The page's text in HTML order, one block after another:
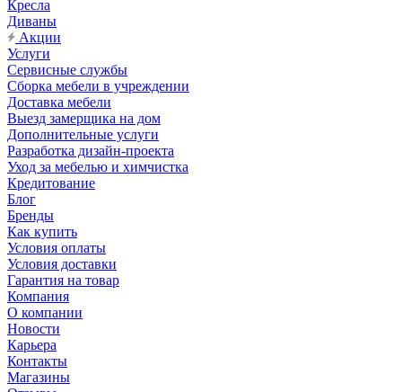
Кресла
Диваны
Акции
Услуги
Сервисные службы
Сборка мебели в учреждении
Доставка мебели
Выезд замерщика на дом
Дополнительные услуги
Разработка дизайн-проекта
Уход за мебелью и химчистка
Кредитование
Блог
Бренды
Как купить
Условия оплаты
Условия доставки
Гарантия на товар
Компания
О компании
Новости
Карьера
Контакты
Магазины